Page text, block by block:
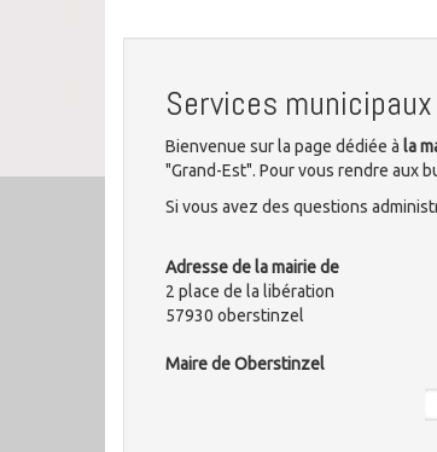
Services
Bienvenue sur la page dédiée à la
"Grand-Est". Pour vous rendre aux
Si vous avez des questions
Adresse de la mairie de
2 place de la libération
57930 oberstinzel
Maire de Oberstinzel